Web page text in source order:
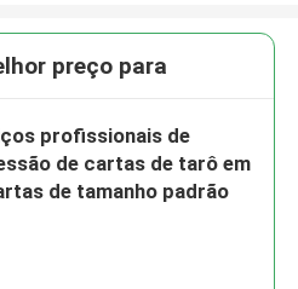
preço para
profissionais de
de cartas de tarô em
de tamanho padrão